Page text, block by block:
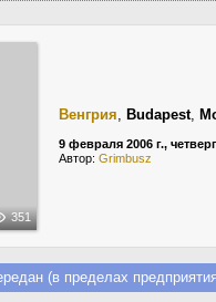
351
Венгрия, Budapest,
9 февраля 2006 г., четверг
Автор: Grimbusz
(в пределах